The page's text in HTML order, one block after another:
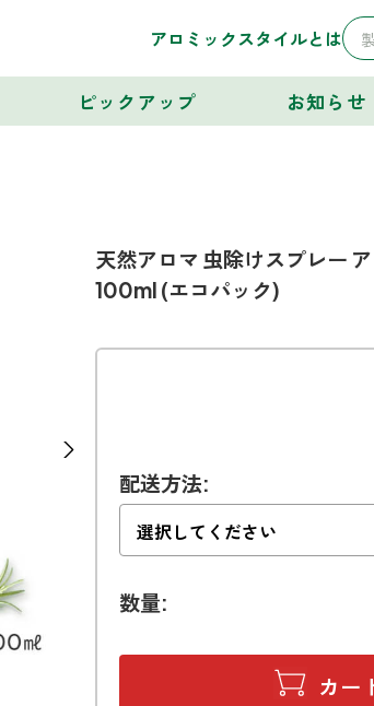
アロミックスタイルとは
ピックアップ お知らせ
天然アロマ 虫除けスプレー
100ml (エコパック)
配送方法:
数量: